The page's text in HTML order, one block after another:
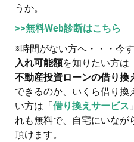
うか。
>>無料Web診断はこちら
※時間がない方へ・・・今
入れ可能額を知りたい方は
不動産投資ローンの借り換
できるのか、いくら借り換
い方は「 借り換えサービス
れも無料で、自宅にいなが
頂けます。